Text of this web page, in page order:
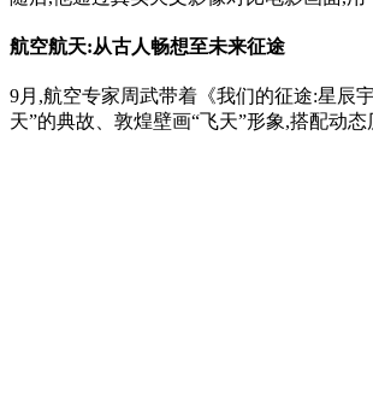
航空航天:从古人畅想至未来征途
9月,航空专家周武带着《我们的征途:星辰
天”的典故、敦煌壁画“飞天”形象,搭配动